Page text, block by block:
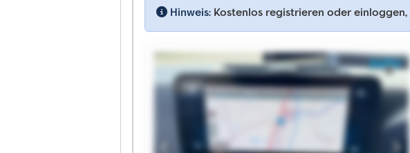
Hinweis: Kostenlos registrieren oder einloggen,